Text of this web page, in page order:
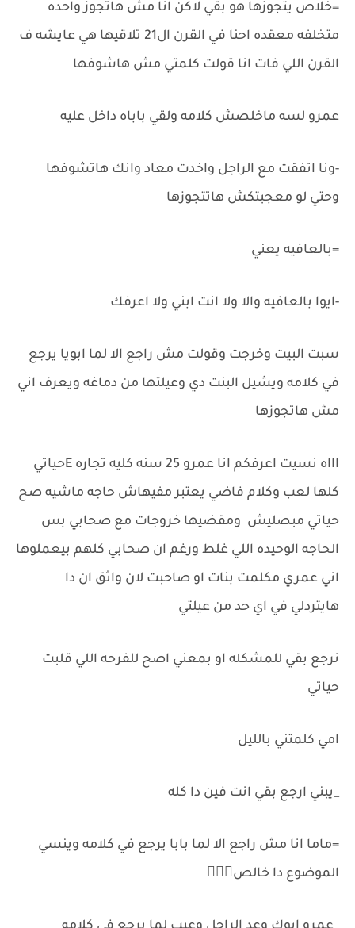
=خلاص يتجوزها هو بقي لاكن انا مش هاتجوز واحده
متخلفه معقده احنا في القرن ال21 تلاقيها هي عايشه ف
القرن اللي فات انا قولت كلمتي مش هاشوفها
عمرو لسه ماخلصش كلامه ولقي باباه داخل عليه
-ونا اتفقت مع الراجل واخدت معاد وانك هاتشوفها
وحتي لو معجبتكش هاتتجوزها
=بالعافيه يعني
-ايوا بالعافيه والا ولا انت ابني ولا اعرفك
سبت البيت وخرجت وقولت مش راجع الا لما ابويا يرجع
في كلامه ويشيل البنت دي وعيلتها من دماغه ويعرف اني
مش هاتجوزها
اااه نسيت اعرفكم انا عمرو 25 سنه كليه تجاره Eحياتي
كلها لعب وكلام فاضي يعتبر مفيهاش حاجه ماشيه صح
حياتي مبصليش ومقضيها خروجات مع صحابي بس
الحاجه الوحيده اللي غلط ورغم ان صحابي كلهم بيعملوها
اني عمري مكلمت بنات او صاحبت لان واثق ان دا
هايتردلي في اي حد من عيلتي
نرجع بقي للمشكله او بمعني اصح للفرحه اللي قلبت
حياتي
امي كلمتني بالليل
_يبني ارجع بقي انت فين دا كله
=ماما انا مش راجع الا لما بابا يرجع في كلامه وينسي
الموضوع دا خالص🙅🏻‍♂️